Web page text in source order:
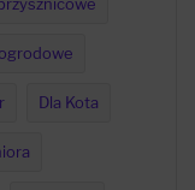
Dla Kota